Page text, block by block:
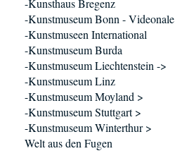
-Kunsthaus Bregenz
-Kunstmuseum Bonn - Videonale
-Kunstmuseen International
-Kunstmuseum Burda
-Kunstmuseum Liechtenstein ->
-Kunstmuseum Linz
-Kunstmuseum Moyland >
-Kunstmuseum Stuttgart >
-Kunstmuseum Winterthur >
Welt aus den Fugen